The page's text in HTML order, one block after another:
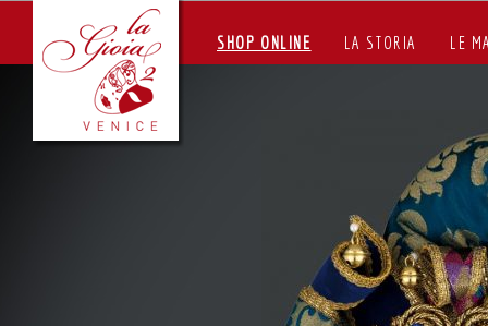
SHOP ONLINE LA STORIA LE